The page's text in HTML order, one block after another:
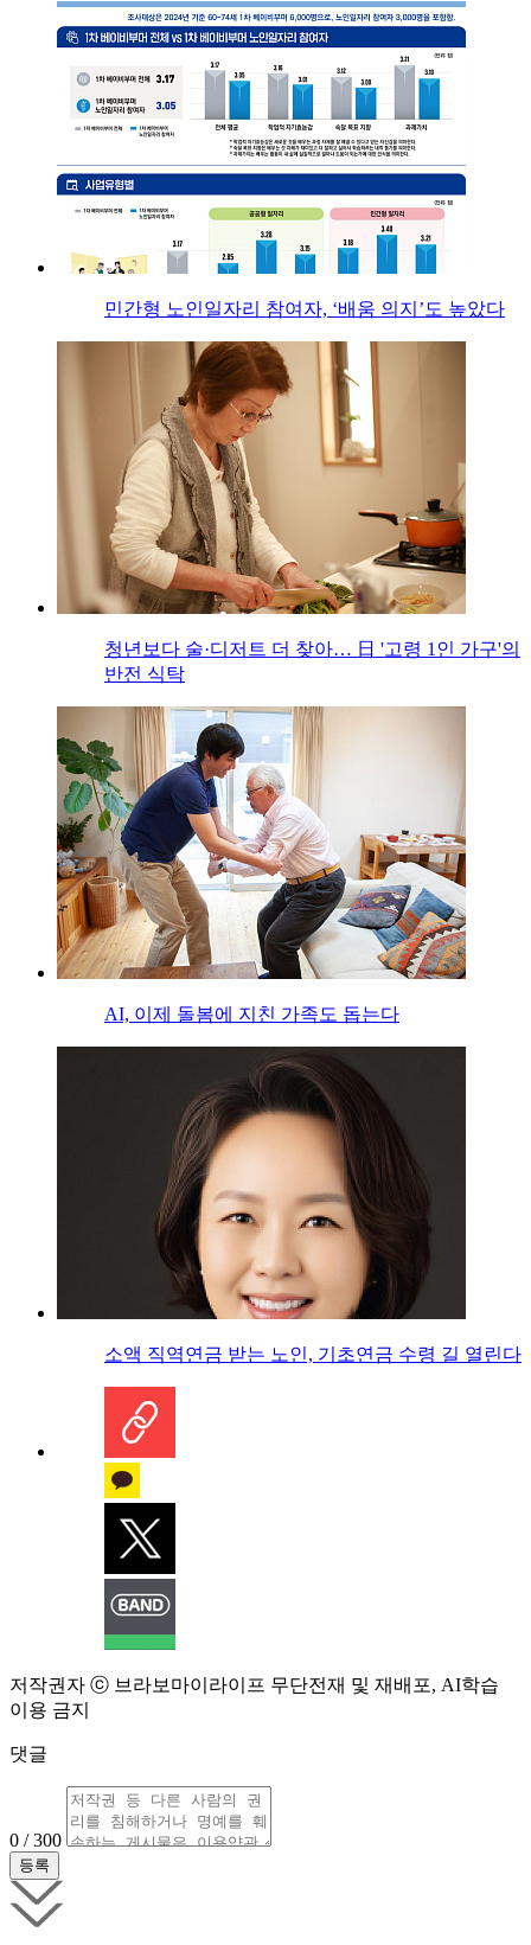
민간형 노인일자리 참여자, ‘배움 의지’도 높았다
청년보다 술·디저트 더 찾아… 日 '고령 1인 가구'의
반전 식탁
AI, 이제 돌봄에 지친 가족도 돕는다
소액 직역연금 받는 노인, 기초연금 수령 길 열린다
저작권자 ⓒ 브라보마이라이프 무단전재 및 재배포, AI학습
이용 금지
댓글
0 / 300